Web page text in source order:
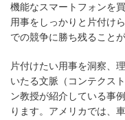
機能なスマートフォンを
用事をしっかりと片付け
での競争に勝ち残ることが
片付けたい用事を洞察、
いたる文脈（コンテクス
ン教授が紹介している事
ります。アメリカでは、